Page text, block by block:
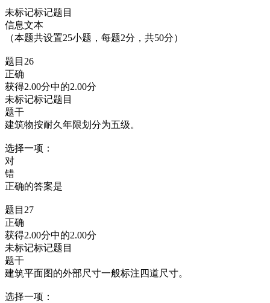
未标记标记题目
信息文本
（本题共设置25小题，每题2分，共50分）
题目26
正确
获得2.00分中的2.00分
未标记标记题目
题干
建筑物按耐久年限划分为五级。
选择一项：
对
错
正确的答案是
题目27
正确
获得2.00分中的2.00分
未标记标记题目
题干
建筑平面图的外部尺寸一般标注四道尺寸。
选择一项：